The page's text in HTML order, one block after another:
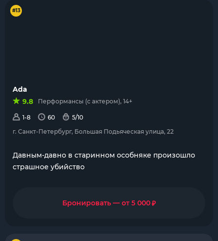
#13
Ada
9.8
Перформансы (с актером), 14+
1-8 60
5/10
г. Санкт-Петербург, Большая Подьяческая улица, 22
Давным-давно в старинном особняке произошло
страшное убийство
Бронировать — от 5 000₽